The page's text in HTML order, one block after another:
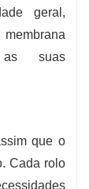
geral,
as suas
que o
Cada rolo